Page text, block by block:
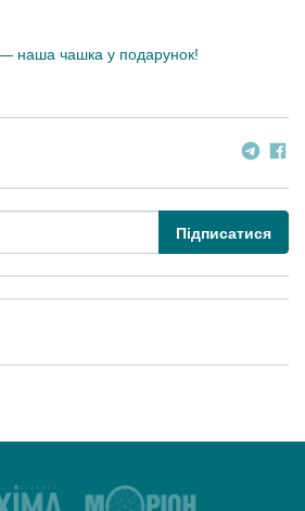
наша чашка у подарунок!
Підписатися